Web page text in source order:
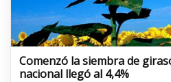
Comenzó la siembra de
nacional llegó al 4,4%